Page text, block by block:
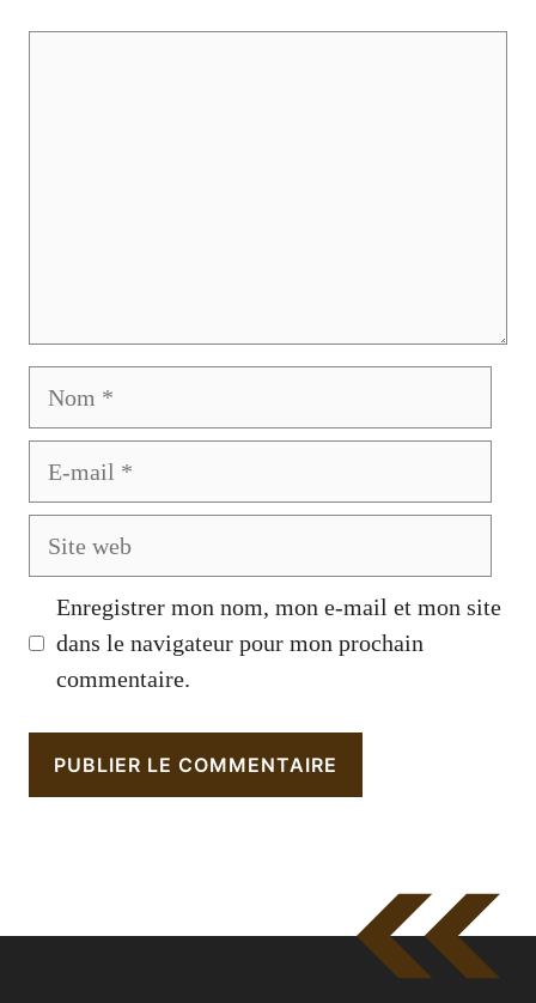
Enregistrer mon nom, mon e-mail et mon site
dans le navigateur pour mon prochain
commentaire.